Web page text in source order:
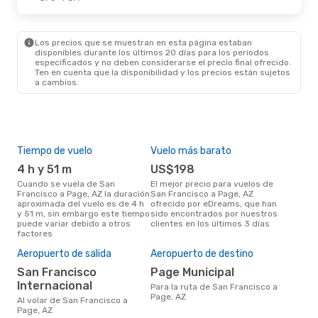
Lun., 12 De Oct.- Vie., 16 De Oct.
Alaska Airlines1 Escala
SFO- PGA
Contour Airlines 1 Escala
PGA- SFO
Los precios que se muestran en esta página estaban
disponibles durante los últimos 20 días para los periodos
especificados y no deben considerarse el precio final ofrecido.
Ten en cuenta que la disponibilidad y los precios están sujetos
a cambios.
Tiempo de vuelo
4 h y 51 m
Cuando se vuela de San
Francisco a Page, AZ la duración
aproximada del vuelo es de 4 h
y 51 m, sin embargo este tiempo
puede variar debido a otros
factores
Vuelo más barato
US$198
El mejor precio para vuelos de
San Francisco a Page, AZ
ofrecido por eDreams, que han
sido encontrados por nuestros
clientes en los últimos 3 días
Aeropuerto de salida
San Francisco
Internacional
Al volar de San Francisco a
Page, AZ
Aeropuerto de destino
Page Municipal
Para la ruta de San Francisco a
Page, AZ